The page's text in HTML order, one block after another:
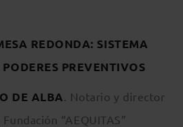
REDONDA: SISTEMA
PREVENTIVOS
DE ALBA. Notario y director
“AEQUITAS”